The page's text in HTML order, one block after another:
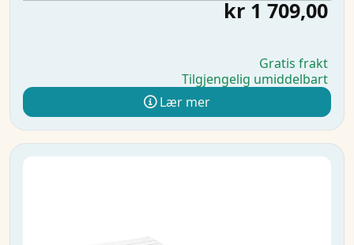
kr 1 709,00
Gratis frakt
Tilgjengelig umiddelbart
Lær mer